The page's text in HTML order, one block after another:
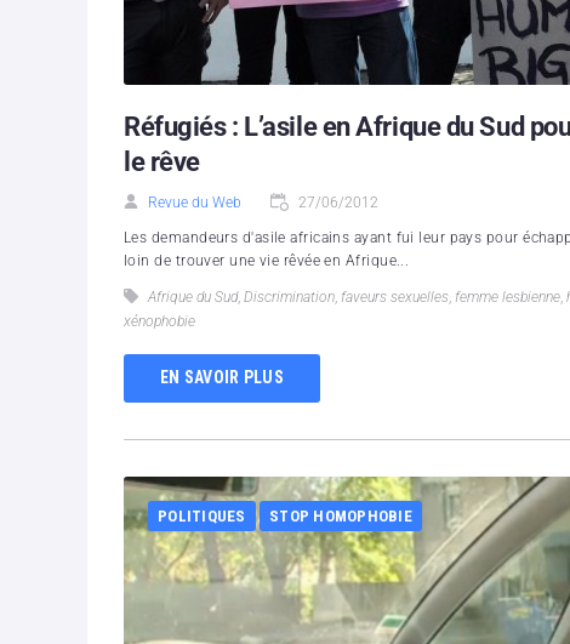
Réfugiés : L’asile en Afrique du Sud
le rêve
Revue du Web 27/06/2012
Les demandeurs d'asile africains ayant fui leur pays pour
loin de trouver une vie rêvée en Afrique...
Afrique du Sud, Discrimination, faveurs sexuelles, femme lesbienne,
xénophobie
EN SAVOIR PLUS
POLITIQUES STOP HOMOPHOBIE